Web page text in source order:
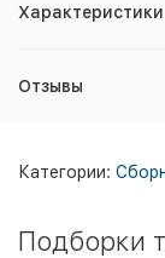
Характеристики
Отзывы
Категории:
Подборки